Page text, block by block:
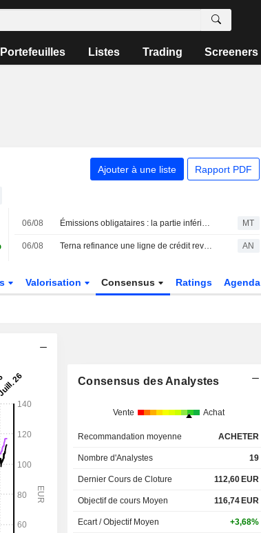
Portefeuilles Listes Trading Screeners
Ajouter à une liste Rapport PDF
06/08 Émissions obligataires : la partie inférieure de la reprise en " K » reste à la traîne, selon Hjort MT
06/08 Terna refinance une ligne de crédit revolving liée aux critères ESG de 2,3 milliards d'euros AN
Valorisation Consensus Ratings Agenda
Consensus des Analystes
Vente Achat
Recommandation moyenne ACHETER
Nombre d'Analystes 19
Dernier Cours de Cloture 112,60 EUR
Objectif de cours Moyen 116,74 EUR
Ecart / Objectif Moyen +3,68%